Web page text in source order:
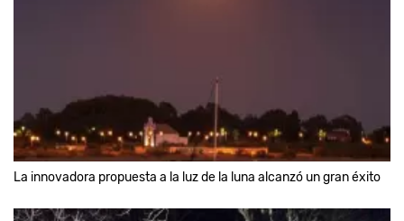
La innovadora propuesta a la luz de la luna alcanzó un gran éxito